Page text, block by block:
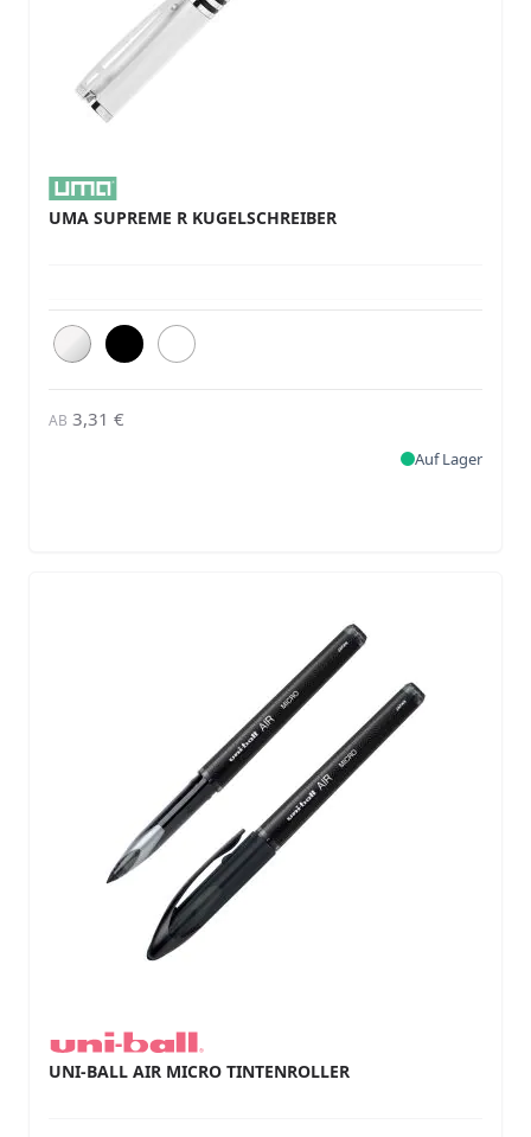
UMA SUPREME R KUGELSCHREIBER
AB 3,31 €
Auf Lager
UNI-BALL AIR MICRO TINTENROLLER